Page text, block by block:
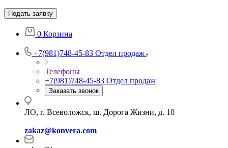
Подать заявку
0 Корзина
+7(981)748-45-83 Отдел продаж
Телефоны
+7(981)748-45-83 Отдел продаж
Заказать звонок
ЛО, г. Всеволожск, ш. Дорога Жизни, д. 10
zakaz@konvera.com